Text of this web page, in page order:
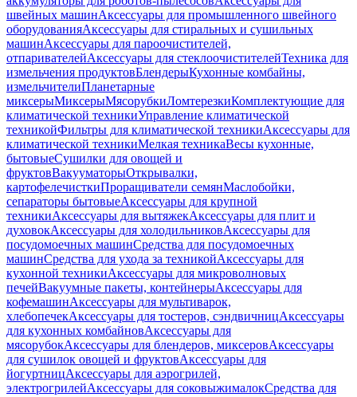
швейных машинАксессуары для промышленного швейного
оборудованияАксессуары для стиральных и сушильных
машинАксессуары для пароочистителей,
отпаривателейАксессуары для стеклоочистителейТехника для
измельчения продуктовБлендерыКухонные комбайны,
измельчителиПланетарные
миксерыМиксерыМясорубкиЛомтерезкиКомплектующие для
климатической техникиУправление климатической
техникойФильтры для климатической техникиАксессуары для
климатической техникиМелкая техникаВесы кухонные,
бытовыеСушилки для овощей и
фруктовВакууматорыОткрывалки,
картофелечисткиПроращиватели семянМаслобойки,
сепараторы бытовыеАксессуары для крупной
техникиАксессуары для вытяжекАксессуары для плит и
духовокАксессуары для холодильниковАксессуары для
посудомоечных машинСредства для посудомоечных
машинСредства для ухода за техникойАксессуары для
кухонной техникиАксессуары для микроволновых
печейВакуумные пакеты, контейнерыАксессуары для
кофемашинАксессуары для мультиварок,
хлебопечекАксессуары для тостеров, сэндвичницАксессуары
для кухонных комбайновАксессуары для
мясорубокАксессуары для блендеров, миксеровАксессуары
для сушилок овощей и фруктовАксессуары для
йогуртницАксессуары для аэрогрилей,
электрогрилейАксессуары для соковыжималокСредства для